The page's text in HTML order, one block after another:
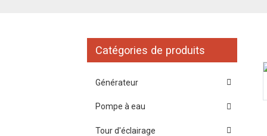
Catégories de produits
Générateur
Pompe à eau
Tour d'éclairage